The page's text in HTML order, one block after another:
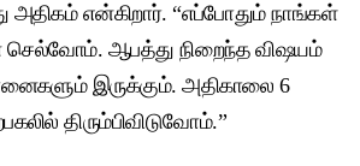
என்கிறார். “எப்போதும் நாங்கள்
செல்வோம். ஆபத்து நிறைந்த விஷயம்
இருக்கும். அதிகாலை 6
திரும்பிவிடுவோம்.”